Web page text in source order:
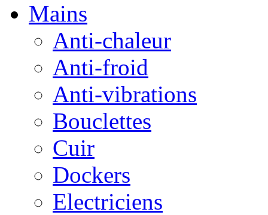
Mains
Anti-chaleur
Anti-froid
Anti-vibrations
Bouclettes
Cuir
Dockers
Electriciens